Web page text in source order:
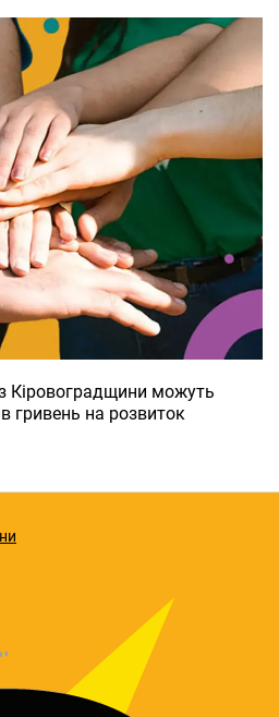
з Кіровоградщини можуть
гривень на розвиток